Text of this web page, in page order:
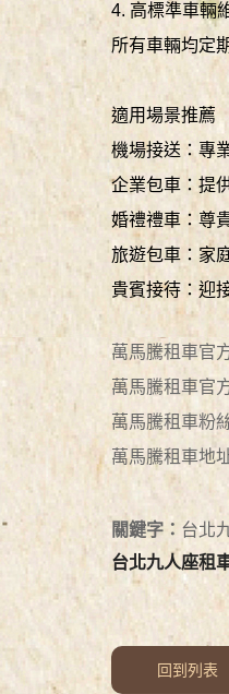
4. 高標準車輛
所有車輛均定
適用場景推薦
機場接送：專
企業包車：提
婚禮禮車：尊
旅遊包車：家
貴賓接待：迎
萬馬騰租車官
萬馬騰租車官
萬馬騰租車粉
萬馬騰租車地
關鍵字： 台北
台北九人座租
回到列表